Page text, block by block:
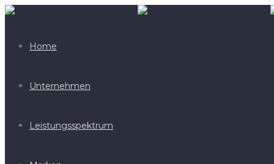
Home
Unternehmen
Leistungsspektrum